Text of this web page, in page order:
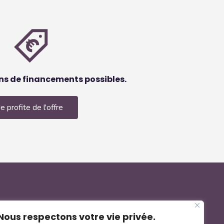
respectons votre vie privée.
de financements possibles.
profite de l'offre